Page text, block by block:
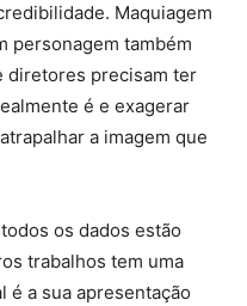
Maquiagem
personagem também
diretores precisam ter
é e exagerar
a imagem que
os dados estão
trabalhos tem uma
é a sua apresentação